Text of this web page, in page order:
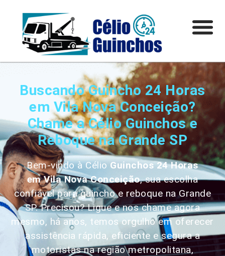
Buscando Guincho 24 Horas
em Vila Nova Conceição?
Chame a Célio Guinchos e
Reboque na Grande SP
Bem-vindo à CélioGuinchos 24 Horas
emVila Nova Conceição, sua escolha
confiável para guincho e reboque na Grande
SP. Precisou? Ligue e nos chame agora
mesmo, há anos, temos orgulho em oferecer
assistência rápida, eficiente e segura a
motoristas na região metropolitana,